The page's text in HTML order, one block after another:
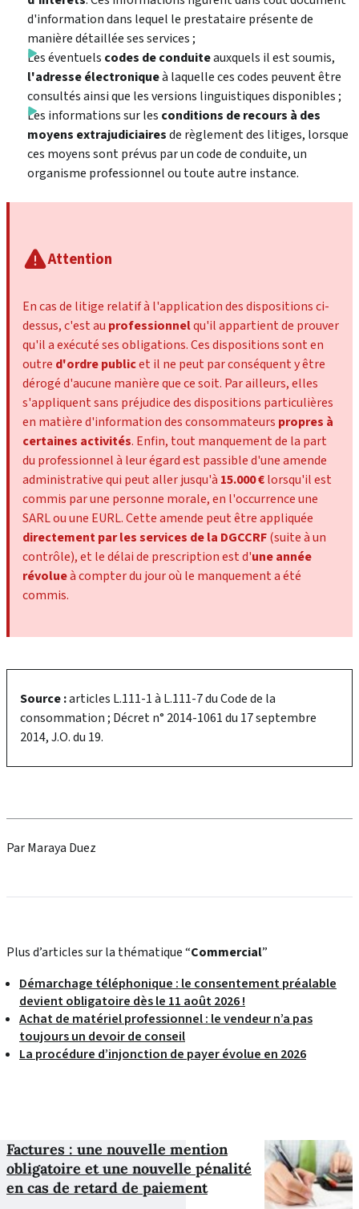
d'information dans lequel le prestataire présente de
manière détaillée ses services ;
Les éventuels codes de conduiteauxquels il est soumis,
l'adresse électroniqueà laquelle ces codes peuvent être
consultés ainsi que les versions linguistiques disponibles ;
Les informations sur les conditions de recours à des
moyens extrajudiciairesde règlement des litiges, lorsque
ces moyens sont prévus par un code de conduite, un
organisme professionnel ou toute autre instance.
Attention
En cas de litige relatif à l'application des dispositions ci-
dessus, c'est au professionnelqu'il appartient de prouver
qu'il a exécuté ses obligations. Ces dispositions sont en
outre d'ordre publicet il ne peut par conséquent y être
dérogé d'aucune manière que ce soit. Par ailleurs, elles
s'appliquent sans préjudice des dispositions particulières
en matière d'information des consommateurs propres à
certaines activités. Enfin, tout manquement de la part
du professionnel à leur égard est passible d'une amende
administrative qui peut aller jusqu'à 15.000 €lorsqu'il est
commis par une personne morale, en l'occurrence une
SARL ou une EURL. Cette amende peut être appliquée
directement par les services de la DGCCRF(suite à un
contrôle), et le délai de prescription est d'une année
révolueà compter du jour où le manquement a été
commis.
Source :articles L.111-1 à L.111-7 du Code de la
consommation ; Décret n° 2014-1061 du 17 septembre
2014, J.O. du 19.
Par Maraya Duez
Plus d’articles sur la thématique “Commercial”
Démarchage téléphonique : le consentement préalable
devient obligatoire dès le 11 août 2026 !
Achat de matériel professionnel : le vendeur n’a pas
toujours un devoir de conseil
La procédure d’injonction de payer évolue en 2026
Factures : une nouvelle mention
obligatoire et une nouvelle pénalité
en cas de retard de paiement